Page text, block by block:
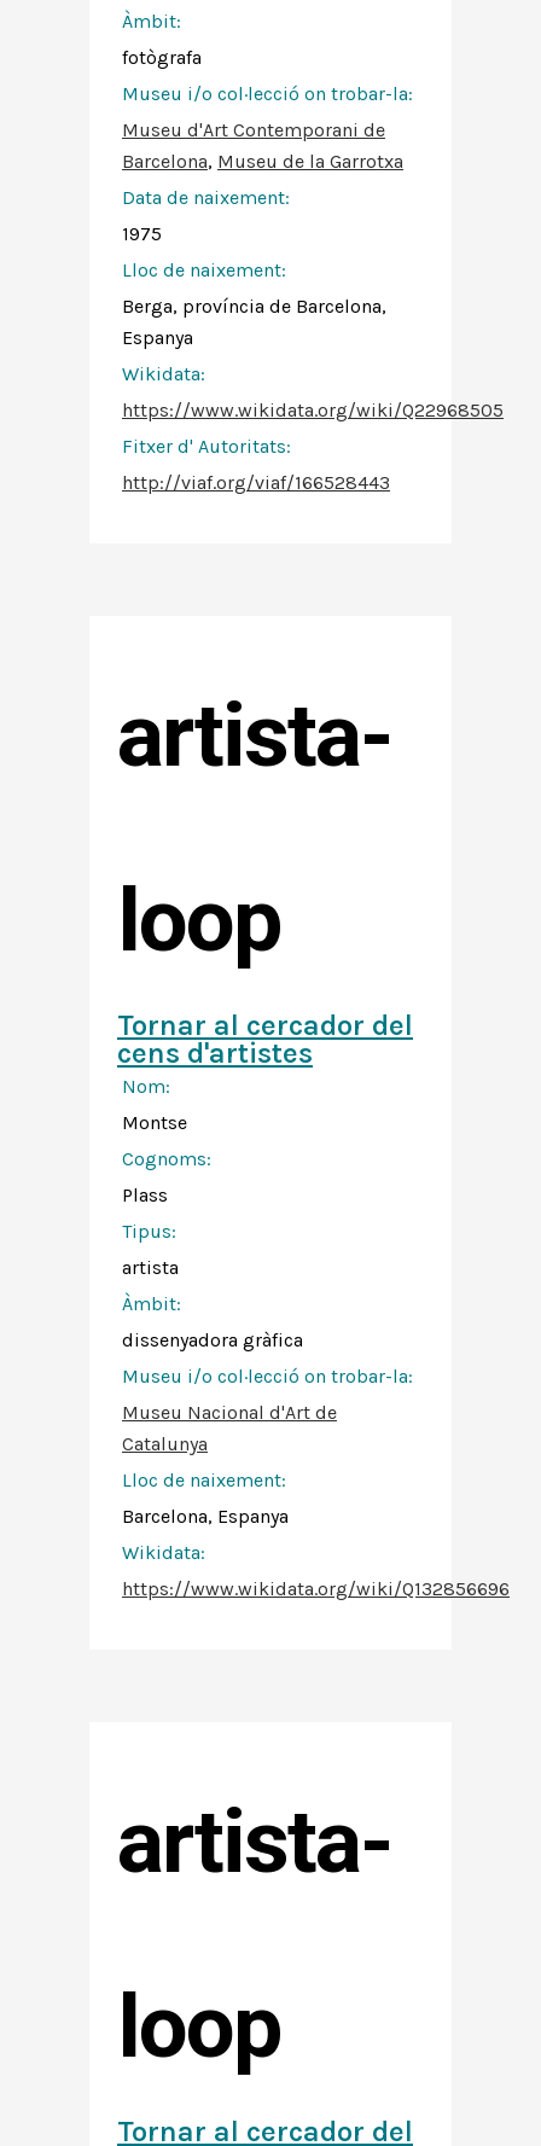
Àmbit:
fotògrafa
Museu i/o col·lecció on trobar-la:
Museu d'Art Contemporani de
Barcelona, Museu de la Garrotxa
Data de naixement:
1975
Lloc de naixement:
Berga, província de Barcelona,
Espanya
Wikidata:
https://www.wikidata.org/wiki/Q22968505
Fitxer d' Autoritats:
http://viaf.org/viaf/166528443
artista-
loop
Tornar al cercador del
cens d'artistes
Nom:
Montse
Cognoms:
Plass
Tipus:
artista
Àmbit:
dissenyadora gràfica
Museu i/o col·lecció on trobar-la:
Museu Nacional d'Art de
Catalunya
Lloc de naixement:
Barcelona, Espanya
Wikidata:
https://www.wikidata.org/wiki/Q132856696
artista-
loop
Tornar al cercador del